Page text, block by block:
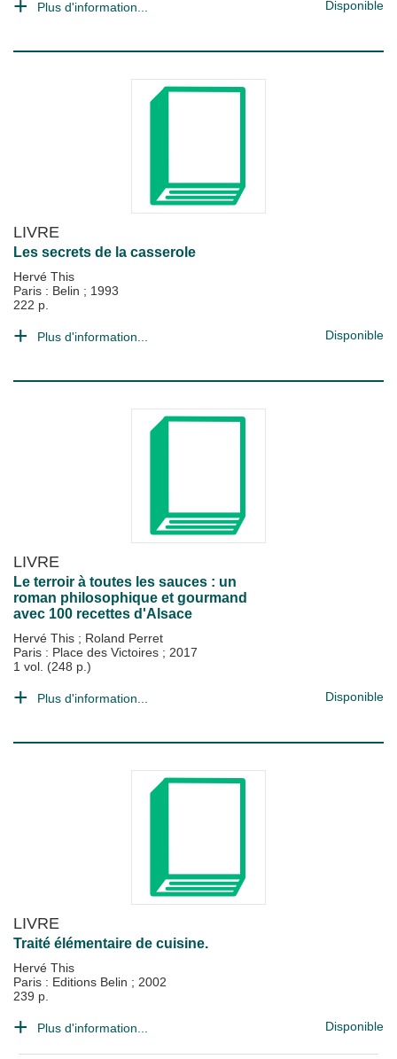
Plus d'information... Disponible
LIVRE
Les secrets de la casserole
Hervé This
Paris : Belin ; 1993
222 p.
Plus d'information... Disponible
LIVRE
Le terroir à toutes les sauces : un
roman philosophique et gourmand
avec 100 recettes d'Alsace
Hervé This ; Roland Perret
Paris : Place des Victoires ; 2017
1 vol. (248 p.)
Plus d'information... Disponible
LIVRE
Traité élémentaire de cuisine.
Hervé This
Paris : Editions Belin ; 2002
239 p.
Plus d'information... Disponible